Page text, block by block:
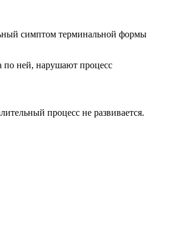
симптом терминальной формы
по ней, нарушают процесс
процесс не развивается.